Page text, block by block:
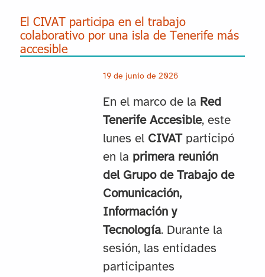
El CIVAT participa en el trabajo
colaborativo por una isla de Tenerife más
accesible
19 de junio de 2026
En el marco de la Red
Tenerife Accesible, este
lunes el CIVATparticipó
en la primera reunión
del Grupo de Trabajo de
Comunicación,
Información y
Tecnología. Durante la
sesión, las entidades
participantes